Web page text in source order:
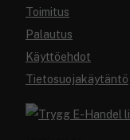
Toimitus
Palautus
Käyttöehdot
Tietosuojakäytäntö